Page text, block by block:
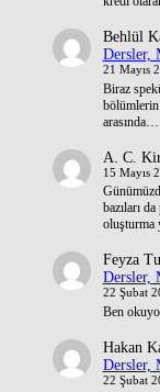
Behlül
Dersler,
21 Mayıs
Biraz
bölümlerin
arasında…
A. C.
15 Mayıs
bazıları
oluşturma
Feyza
Dersler,
22 Şubat
Ben
Hakan
Dersler,
22 Şubat